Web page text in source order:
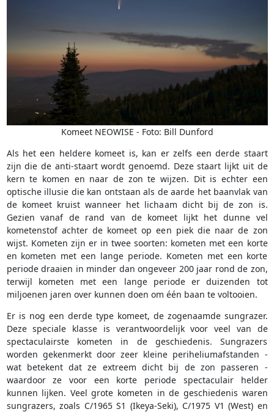
Komeet NEOWISE - Foto: Bill Dunford
Als het een heldere komeet is, kan er zelfs een derde staart
zijn die de anti-staart wordt genoemd. Deze staart lijkt uit de
kern te komen en naar de zon te wijzen. Dit is echter een
optische illusie die kan ontstaan als de aarde het baanvlak van
de komeet kruist wanneer het lichaam dicht bij de zon is.
Gezien vanaf de rand van de komeet lijkt het dunne vel
kometenstof achter de komeet op een piek die naar de zon
wijst. Kometen zijn er in twee soorten: kometen met een korte
en kometen met een lange periode. Kometen met een korte
periode draaien in minder dan ongeveer 200 jaar rond de zon,
terwijl kometen met een lange periode er duizenden tot
miljoenen jaren over kunnen doen om één baan te voltooien.
Er is nog een derde type komeet, de zogenaamde sungrazer.
Deze speciale klasse is verantwoordelijk voor veel van de
spectaculairste kometen in de geschiedenis. Sungrazers
worden gekenmerkt door zeer kleine periheliumafstanden -
wat betekent dat ze extreem dicht bij de zon passeren -
waardoor ze voor een korte periode spectaculair helder
kunnen lijken. Veel grote kometen in de geschiedenis waren
sungrazers, zoals C/1965 S1 (Ikeya-Seki), C/1975 V1 (West) en